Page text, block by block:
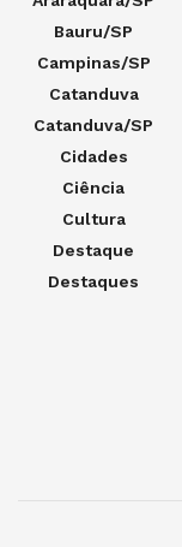
Bauru/SP
Campinas/SP
Catanduva
Catanduva/SP
Cidades
Ciência
Cultura
Destaque
Destaques